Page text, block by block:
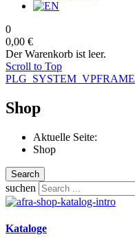
0
0,00 €
Der Warenkorb ist leer.
Scroll to Top
Shop
Aktuelle Seite:
Shop
Search
suchen
Kataloge